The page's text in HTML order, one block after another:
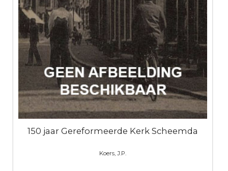
150 jaar Gereformeerde Kerk Scheemda
Koers, J.P.